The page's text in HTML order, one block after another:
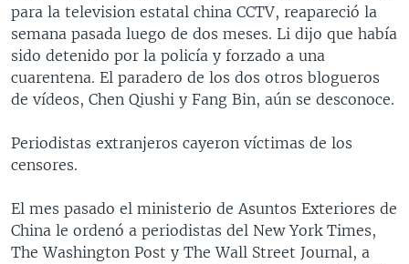
para la television estatal china CCTV, reapareció la
semana pasada luego de dos meses. Li dijo que había
sido detenido por la policía y forzado a una
cuarentena. El paradero de los dos otros blogueros
de vídeos, Chen Qiushi y Fang Bin, aún se desconoce.
Periodistas extranjeros cayeron víctimas de los
censores.
El mes pasado el ministerio de Asuntos Exteriores de
China le ordenó a periodistas del New York Times,
The Washington Post y The Wall Street Journal, a